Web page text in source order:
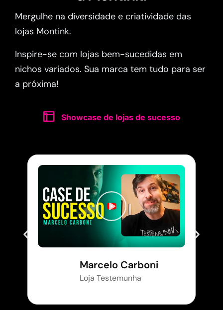
Mergulhe na diversidade e criatividade das
lojas Montink.
Inspire-se com lojas bem-sucedidas em
nichos variados. Sua marca tem tudo para ser
a próxima!
Showcase de lojas de sucesso
Marcelo Carboni
Loja Testemunha